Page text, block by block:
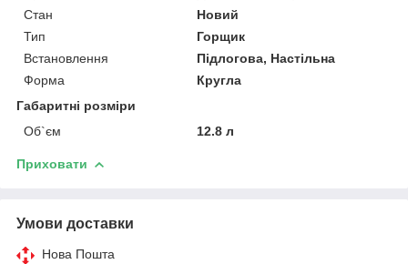
Стан
Новий
Тип
Горщик
Встановлення
Підлогова, Настільна
Форма
Кругла
Габаритні розміри
Об`єм
12.8 л
Приховати
Умови доставки
Нова Пошта